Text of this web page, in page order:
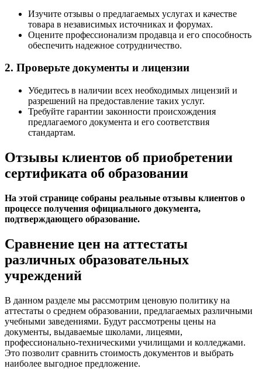
Изучите отзывы о предлагаемых услугах и качестве
товара в независимых источниках и форумах.
Оцените профессионализм продавца и его способность
обеспечить надежное сотрудничество.
2. Проверьте документы и лицензии
Убедитесь в наличии всех необходимых лицензий и
разрешений на предоставление таких услуг.
Требуйте гарантии законности происхождения
предлагаемого документа и его соответствия
стандартам.
Отзывы клиентов об приобретении
сертификата об образовании
На этой странице собраны реальные отзывы клиентов о
процессе получения официального документа,
подтверждающего образование.
Сравнение цен на аттестаты
различных образовательных
учреждений
В данном разделе мы рассмотрим ценовую политику на
аттестаты о среднем образовании, предлагаемых различными
учебными заведениями. Будут рассмотрены цены на
документы, выдаваемые школами, лицеями,
профессионально-техническими училищами и колледжами.
Это позволит сравнить стоимость документов и выбрать
наиболее выгодное предложение.